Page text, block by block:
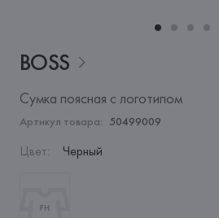
BOSS
Сумка поясная с логотипом
Артикул товара: 50499009
Цвет: Черный